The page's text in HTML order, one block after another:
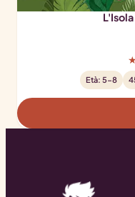
Età: 5-8